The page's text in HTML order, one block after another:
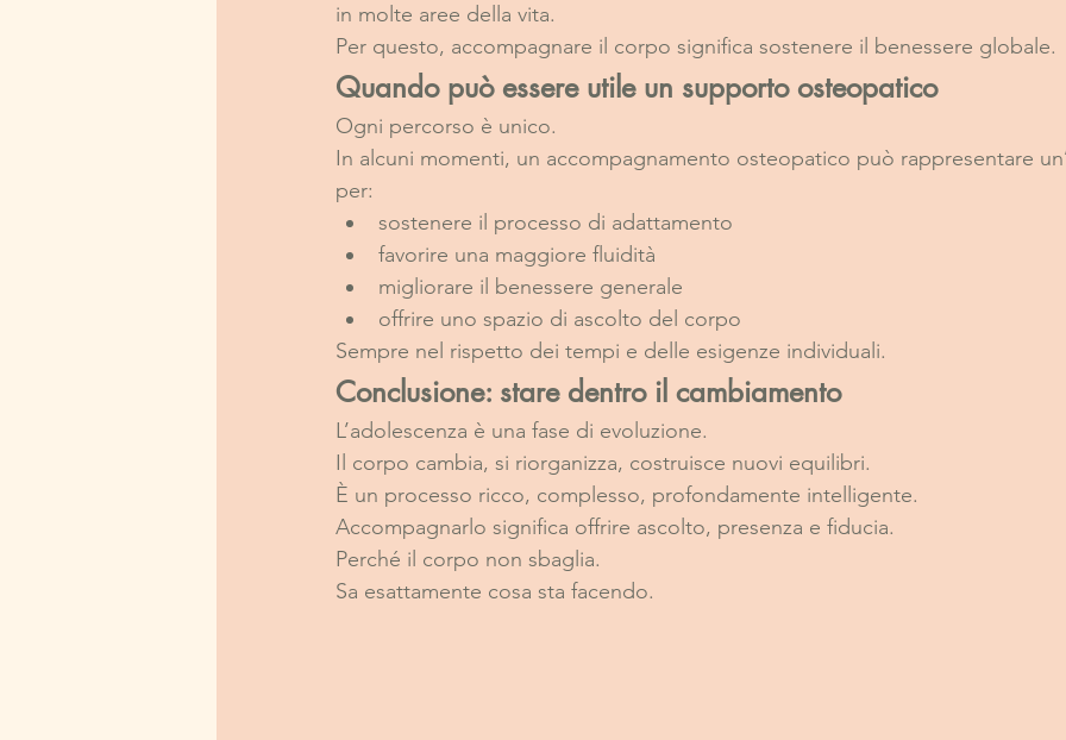
in molte aree della vita.
Per questo, accompagnare il corpo significa sostenere il benessere globale.
Quando può essere utile un supporto osteopatico
Ogni percorso è unico.
In alcuni momenti, un accompagnamento osteopatico può rappresentare
per:
sostenere il processo di adattamento
favorire una maggiore fluidità
migliorare il benessere generale
offrire uno spazio di ascolto del corpo
Sempre nel rispetto dei tempi e delle esigenze individuali.
Conclusione: stare dentro il cambiamento
L’adolescenza è una fase di evoluzione.
Il corpo cambia, si riorganizza, costruisce nuovi equilibri.
È un processo ricco, complesso, profondamente intelligente.
Accompagnarlo significa offrire ascolto, presenza e fiducia.
Perché il corpo non sbaglia.
Sa esattamente cosa sta facendo.